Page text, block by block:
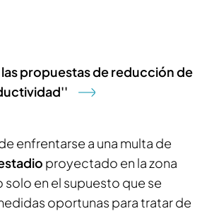
las propuestas de reducción de
enfrentarse a una multa de
proyectado en la zona
en el supuesto que se
oportunas para tratar de